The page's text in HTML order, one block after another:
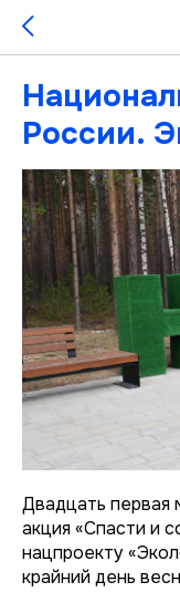
России.
Двадцать первая
акция «Спасти и
нацпроекту
крайний день